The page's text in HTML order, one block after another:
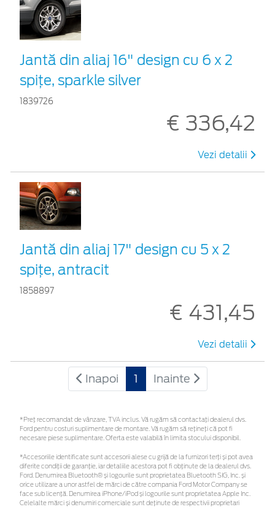
Jantă din aliaj 16" design cu 6 x 2
spiţe, sparkle silver
1839726
€ 336,42
Vezi detalii
Jantă din aliaj 17" design cu 5 x 2
spiţe, antracit
1858897
€ 431,45
Vezi detalii
Inapoi 1 Inainte
*Preţ recomandat de vânzare, TVA inclus. Vă rugăm să contactaţi dealerul dvs.
Ford pentru costuri suplimentare de montare. Vă rugăm să rețineți că pot fi
necesare piese suplimentare. Oferta este valabilă în limita stocului disponibil.
*Accesoriile identificate sunt accesorii alese cu grijă de la furnizori terți și pot avea
diferite condiții de garanție, iar detaliile acestora pot fi obținute de la dealerul dvs.
Ford. Denumirea Bluetooth® și logourile sunt proprietatea Bluetooth SIG, Inc. și
orice utilizare a unor astfel de mărci de către compania Ford Motor Company se
face sub licență. Denumirea iPhone/iPod și logourile sunt proprietatea Apple Inc.
Celelalte mărci și denumiri comerciale sunt deținute de respectivii proprietari